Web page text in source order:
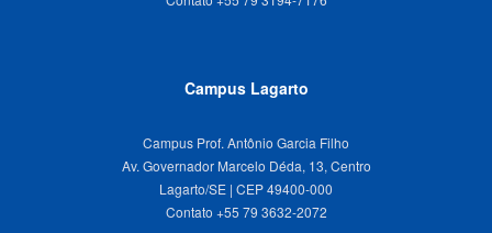
Campus Lagarto
Campus Prof. Antônio Garcia Filho
Av. Governador Marcelo Déda, 13, Centro
Lagarto/SE | CEP 49400-000